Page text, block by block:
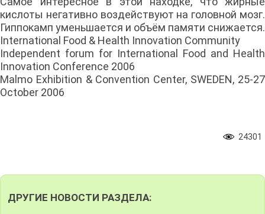
кислоты негативно воздействуют на головной мозг.
Гиппокамп уменьшается и объём памяти снижается.
International Food & Health Innovation Community
Independent forum for International Food and Health
Innovation Conference 2006
Malmo Exhibition & Convention Center, SWEDEN, 25-27
October 2006
24301
ДРУГИЕ НОВОСТИ РАЗДЕЛА: